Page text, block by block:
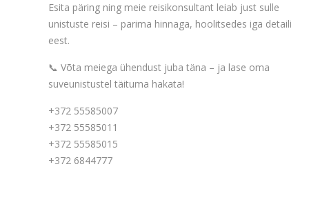
Esita päring ning meie reisikonsultant leiab just sulle
unistuste reisi – parima hinnaga, hoolitsedes iga detaili
eest.
📞 Võta meiega ühendust juba täna – ja lase oma
suveunistustel täituma hakata!
+372 55585007
+372 55585011
+372 55585015
+372 6844777